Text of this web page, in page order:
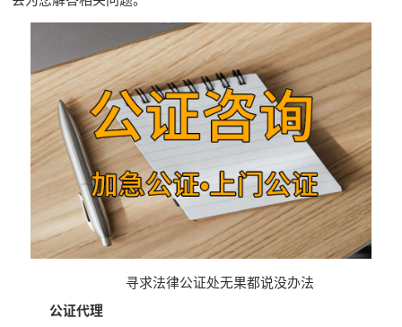
寻求法律公证处无果都说没办法
公证代理